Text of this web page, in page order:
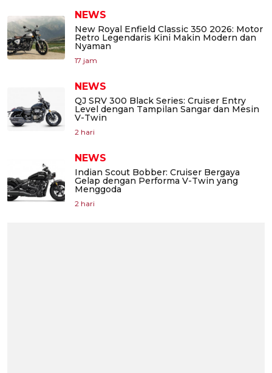
NEWS
New Royal Enfield Classic 350 2026: Motor
Retro Legendaris Kini Makin Modern dan
Nyaman
17 jam
NEWS
QJ SRV 300 Black Series: Cruiser Entry
Level dengan Tampilan Sangar dan Mesin
V-Twin
2 hari
NEWS
Indian Scout Bobber: Cruiser Bergaya
Gelap dengan Performa V-Twin yang
Menggoda
2 hari